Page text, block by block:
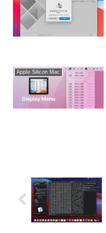
Apple Silicon Mac